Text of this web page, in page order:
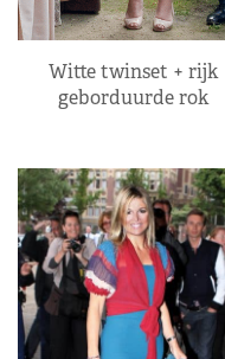
Witte twinset + rijk
geborduurde rok